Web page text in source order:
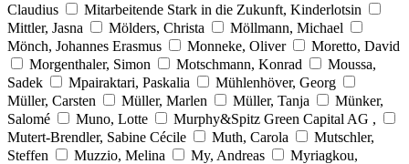
Claudius
Mitarbeitende Stark in die Zukunft, Kinderlotsin
Mittler, Jasna
Mölders, Christa
Möllmann, Michael
Mönch, Johannes Erasmus
Monneke, Oliver
Moretto, David
Morgenthaler, Simon
Motschmann, Konrad
Moussa,
Sadek
Mpairaktari, Paskalia
Mühlenhöver, Georg
Müller, Carsten
Müller, Marlen Müller, Tanja
Münker,
Salomé
Muno, Lotte
Murphy&Spitz Green Capital AG ,
Mutert-Brendler, Sabine Cécile
Muth, Carola
Mutschler,
Steffen
Muzzio, Melina My, Andreas
Myriagkou,